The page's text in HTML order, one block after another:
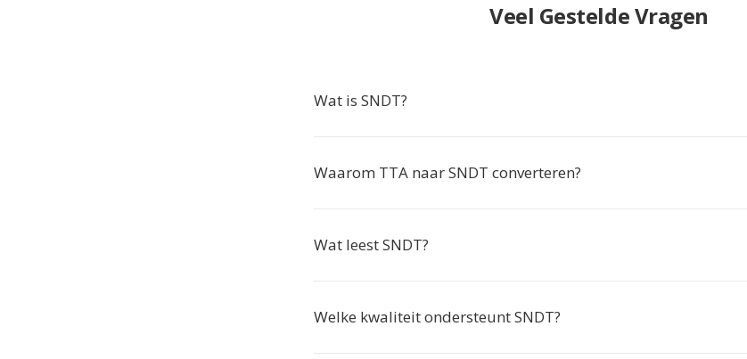
Veel Gestelde Vragen
Wat is SNDT?
Waarom TTA naar SNDT converteren?
Wat leest SNDT?
Welke kwaliteit ondersteunt SNDT?